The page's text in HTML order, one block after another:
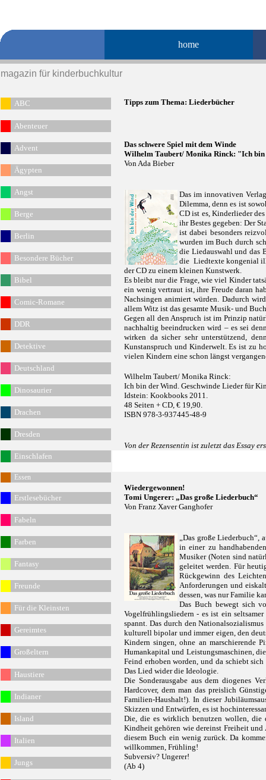
home
magazin für kinderbuchkultur
ABC
Abenteuer
Advent
Ägypten
Angst
Berge
Berlin
Besondere Bücher
Bibel
Comic-Romane
DDR
Detektive
Deutschland
Dinosaurier
Drachen
Dresden
Einschlafen
Essen
Erstlesebücher
Fabeln
Farben
Fantasy
Freunde
Für die Kleinsten
Gereimtes
Großeltern
Haustiere
Indianer
Island
Italien
Jungs
Tipps zum Thema: Liederbücher
Das schwere Spiel mit dem Winde
Wilhelm Taubert/ Monika Rinck: "Ich
Von Ada Bieber
Das im innovativen
Dilemma, denn es ist
CD ist es, Kinderlieder
ihr Bestes gegeben: Der
ist dabei besonders
wurden im Buch durch
die Liedauswahl und das
die Liedtexte kongenial
der CD zu einem kleinen Kunstwerk.
Es bleibt nur die Frage, wie viel Kinder
ein wenig vertraut ist, ihre Freude daran
Nachsingen animiert würden. Dadurch
allem Witz ist das gesamte Musik- und
Gegen all den Anspruch ist im Prinzip
nachhaltig beeindrucken wird – es sei
wirken da sicher sehr unterstützend,
Kunstanspruch und Kinderwelt. Es ist zu
vielen Kindern eine schon längst
Wilhelm Taubert/ Monika Rinck:
Ich bin der Wind. Geschwinde Lieder für
Idstein: Kookbooks 2011.
48 Seiten + CD, € 19,90.
ISBN 978-3-937445-48-9
Von der Rezensentin ist zuletzt das Essay
Wiedergewonnen!
Tomi Ungerer: „Das große Liederbuch“
Von Franz Xaver Ganghofer
„Das große Liederbuch“,
in einer zu
Musiker (Noten sind
geleitet werden. Für
Rückgewinn des
Anforderungen und
dessen, was nur Familie
Das Buch bewegt sich
Vogelfrühlingsliedern - es ist ein
spannt. Das durch den
kulturell bipolar und immer eigen, den
Kindern singen, ohne an marschierende
Humankapital und Leistungsmaschinen,
Feind erhoben worden, und da schiebt
Das Lied wider die Ideologie.
Die Sonderausgabe aus dem diogenes
Hardcover, dem man das preislich
Familien-Haushalt!). In dieser
Skizzen und Entwürfen, es ist
Die, die es wirklich benutzen wollen, die
Kindheit gehören wie dereinst Freiheit und
diesem Buch ein wenig zurück. Da
willkommen, Frühling!
Subversiv? Ungerer!
(Ab 4)